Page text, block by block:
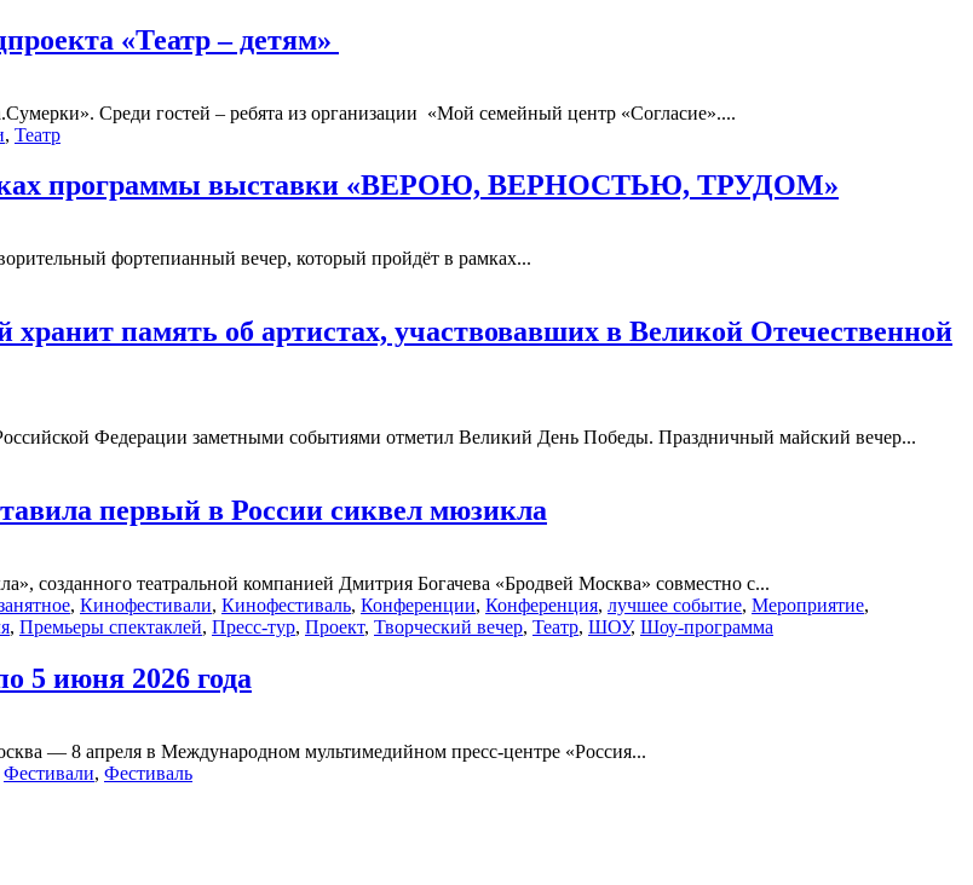
«Театр – детям»
Среди гостей – ребята из организации «Мой семейный центр «Согласие»....
, Театр
программы выставки «ВЕРОЮ, ВЕРНОСТЬЮ, ТРУДОМ»
фортепианный вечер, который пройдёт в рамках...
память об артистах, участвовавших в Великой Отечественной
Федерации заметными событиями отметил Великий День Победы. Праздничный майский вечер...
первый в России сиквел мюзикла
созданного театральной компанией Дмитрия Богачева «Бродвей Москва» совместно с...
, Кинофестивали, Кинофестиваль, Конференции, Конференция, лучшее событие, Мероприятие,
, Премьеры спектаклей, Пресс-тур, Проект, Творческий вечер, Театр, ШОУ, Шоу-программа
5 июня 2026 года
— 8 апреля в Международном мультимедийном пресс-центре «Россия...
Фестивали, Фестиваль